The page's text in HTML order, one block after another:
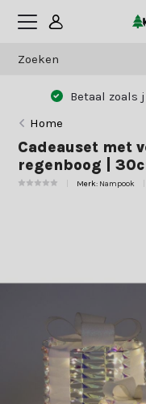
Betaal zoals
Home
Cadeauset met
regenboog |
Merk: Nampook